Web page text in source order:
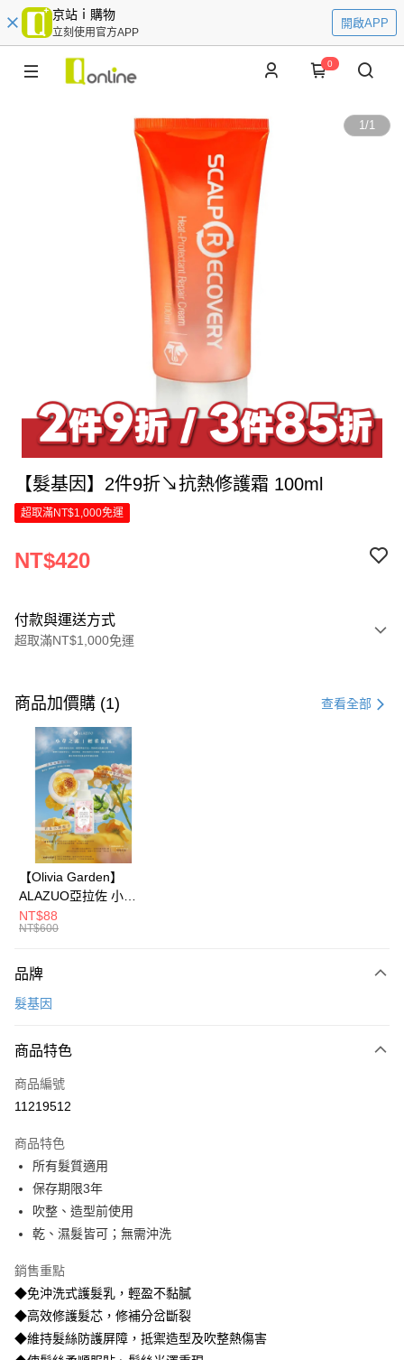
京站ｉ購物
立刻使用官方APP
開啟APP
0
1/1
【髮基因】2件9折↘抗熱修護霜 100ml
超取滿NT$1,000免運
NT$420
付款與運送方式
超取滿NT$1,000免運
信用卡一次付款
LINE Pay
Apple Pay
街口支付
悠遊付
Google Pay
全盈+PAY
大哥付你分期
【大哥付你分期使用說明】
2.付款方式選擇「大哥付你分期」，訂單成立後會自動跳轉到大哥付的交易
成交易。
3.實際核准額度、可分期數及費用金額請依後續交易確認頁面所載為準。
4.訂單成立30分鐘內，如未前往確認交易或遇審核未通過，訂單將自動取
消。如遇「轉專審核」未通過狀況，表示未達大哥付你分期系統評分，恕無
法說明評估內容。
1.分期款項不併入電信帳單，「大哥付你分期」於每月結算日後寄送繳費提
2.透過簡訊連結打開帳單後，可選擇「超商條碼／台灣大直營門市／銀行轉
帳／街口支付／iPASS MONEY」等通路繳費。
【注意事項】
1.本服務係由「台灣大哥大股份有限公司」（以下簡稱本公司）所提供，讓
買賣價金債權讓與本公司後，依約使用本公司帳單繳交帳款。
2.基於同意付款使用「大哥付你分期」之契約關係目的，商店將以您的個人
資料（包含姓名、電話或地址）提供予台灣大哥大進項蒐集、處理及利用，
由本公司與您本人進行分期帳單所需資料之確認、核對及更正。
3.完整用戶服務條款，請詳閱以下連結：https://oppay.tw/userRule
相關說明
AFTEE先享後付是「在收到商品之後才付款」的支付方式。 讓您購物簡單
１．簡單：不需註冊會員、不需綁卡、不需儲值。
３．安心：先確認商品／服務後，再付款。
【「AFTEE先享後付」結帳流程】
１．於結帳方式選擇「AFTEE先享後付」後，將跳轉至「AFTEE先享後付」
結帳頁面，進行簡訊認證並確認金額後，即可完成結帳。
２．訂單成立數日內，您將收到繳費通知簡訊。
３．收到繳費通知簡訊後14天內，點擊此簡訊中的連結，可透過四大超商／
ATM／網路銀行／等多元方式進行付款，方視為交易完成。
後付繳納相關費用。
※ 交易是否成功請以「AFTEE先享後付 」之結帳頁面顯示為準，若有關於
是否繳費成功／繳費後需取消欲退款等相關疑問，請聯繫「AFTEE先享後付
客戶支援中心」https://netprotections.freshdesk.com/support/home
ATM付款
運送方式
每筆NT$70，滿NT$1,000(含以上)免運費
每筆NT$70，滿NT$1,000(含以上)免運費
宅配
京站台北店客服中心(1F星巴克旁) 即日起不提供京站紙袋，取件時
請自備購物袋，若需購買紙袋可現場詢問
免運費
商品加價購 (1) 查看全部
【Olivia Garden】
ALAZUO亞拉佐 小芽
之露輕柔泡泡洗手慕斯
350ml
NT$88
NT$600
品牌
髮基因
商品特色
商品編號
11219512
商品特色
所有髮質適用
保存期限3年
吹整、造型前使用
乾、濕髮皆可；無需沖洗
銷售重點
◆免沖洗式護髮乳，輕盈不黏膩
◆高效修護髮芯，修補分岔斷裂
◆維持髮絲防護屏障，抵禦造型及吹整熱傷害